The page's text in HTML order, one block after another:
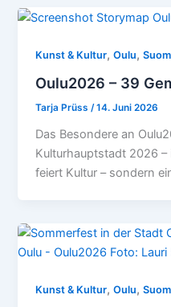
Kunst & Kultur,Oulu,
Oulu2026 – 39
Tarja Prüss/14. Juni 2026
Das Besondere an
Kulturhauptstadt 2026
feiert Kultur – sondern
Kunst & Kultur,Oulu,